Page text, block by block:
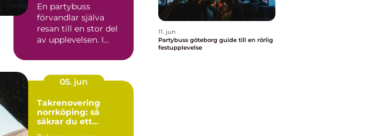
En partybuss
förvandlar själva
resan till en stor del
av upplevelsen. I
sig ...
05. jun
Takrenovering
norrköping: så
säkrar du ett
11. jun
Partybuss göteborg guide till en rörlig
festupplevelse